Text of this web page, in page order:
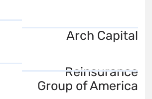
Arch Capital
Reinsurance
Group of America